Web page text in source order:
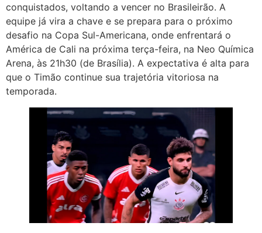
conquistados, voltando a vencer no Brasileirão. A
equipe já vira a chave e se prepara para o próximo
desafio na Copa Sul-Americana, onde enfrentará o
América de Cali na próxima terça-feira, na Neo Química
Arena, às 21h30 (de Brasília). A expectativa é alta para
que o Timão continue sua trajetória vitoriosa na
temporada.